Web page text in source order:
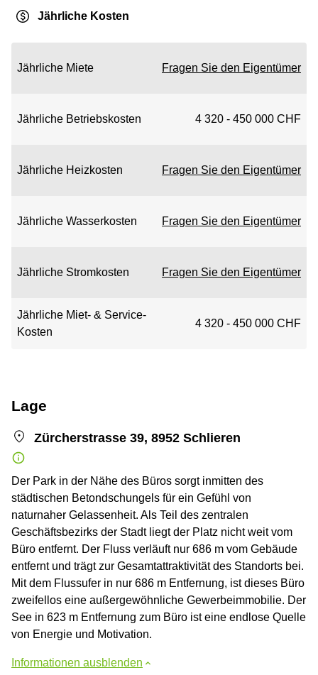
Jährliche Kosten
Jährliche Miete Fragen Sie den Eigentümer
Jährliche Betriebskosten 4 320 - 450 000 CHF
Jährliche Heizkosten Fragen Sie den Eigentümer
Jährliche Wasserkosten Fragen Sie den Eigentümer
Jährliche Stromkosten Fragen Sie den Eigentümer
Jährliche Miet- & Service-
Kosten
4 320 - 450 000 CHF
Lage
Zürcherstrasse 39, 8952 Schlieren
Der Park in der Nähe des Büros sorgt inmitten des
städtischen Betondschungels für ein Gefühl von
naturnaher Gelassenheit. Als Teil des zentralen
Geschäftsbezirks der Stadt liegt der Platz nicht weit vom
Büro entfernt. Der Fluss verläuft nur 686 m vom Gebäude
entfernt und trägt zur Gesamtattraktivität des Standorts bei.
Mit dem Flussufer in nur 686 m Entfernung, ist dieses Büro
zweifellos eine außergewöhnliche Gewerbeimmobilie. Der
See in 623 m Entfernung zum Büro ist eine endlose Quelle
von Energie und Motivation.
Informationen ausblenden